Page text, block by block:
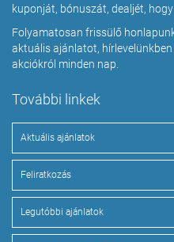
kuponját, bónuszát, dealjét,
Folyamatosan frissülő
aktuális ajánlatot,
akciókról minden nap.
További linkek
Aktuális ajánlatok
Feliratkozás
Legutóbbi ajánlatok